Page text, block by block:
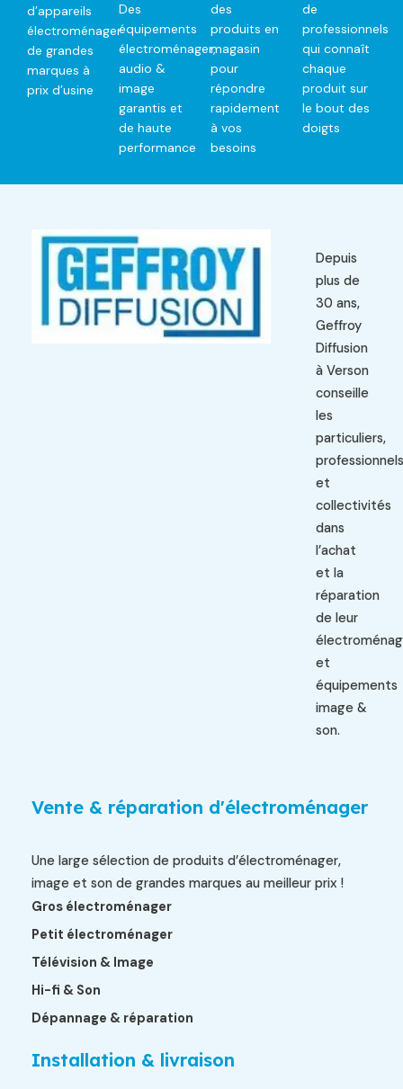
d’appareils
électroménager
de grandes
marques à
prix d’usine
Des
équipements
électroménager,
audio &
image
garantis et
de haute
performance
des
produits en
magasin
pour
répondre
rapidement
à vos
besoins
de
professionnels
qui connaît
chaque
produit sur
le bout des
doigts
Depuis
plus de
30 ans,
Geffroy
Diffusion
à Verson
conseille
les
particuliers,
professionnels
et
collectivités
dans
l’achat
et la
réparation
de leur
et
équipements
image &
son.
Vente & réparation d'électroménager
Une large sélection de produits d’électroménager,
image et son de grandes marques au meilleur prix !
Gros électroménager
Petit électroménager
Télévision & Image
Hi-fi & Son
Dépannage & réparation
Installation & livraison